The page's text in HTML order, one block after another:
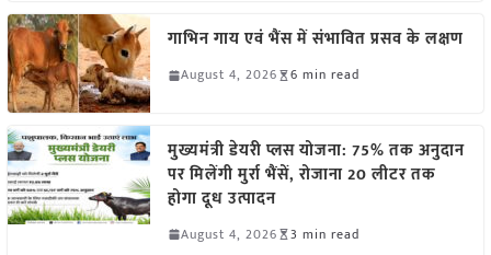
गाभिन गाय एवं भैंस में संभावित प्रसव के लक्षण
August 4, 2026 6 min read
मुख्यमंत्री डेयरी प्लस योजना: 75% तक अनुदान
पर मिलेंगी मुर्रा भैंसें, रोजाना 20 लीटर तक
होगा दूध उत्पादन
August 4, 2026 3 min read